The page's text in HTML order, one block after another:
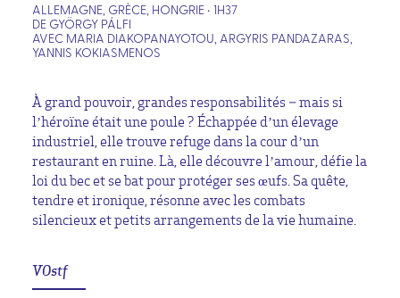
ALLEMAGNE, GRÈCE, HONGRIE • 1H37
DE GYÖRGY PÁLFI
AVEC MARIA DIAKOPANAYOTOU, ARGYRIS PANDAZARAS,
YANNIS KOKIASMENOS
À grand pouvoir, grandes responsabilités – mais si
l’héroïne était une poule ? Échappée d’un élevage
industriel, elle trouve refuge dans la cour d’un
restaurant en ruine. Là, elle découvre l’amour, défie la
loi du bec et se bat pour protéger ses œufs. Sa quête,
tendre et ironique, résonne avec les combats
silencieux et petits arrangements de la vie humaine.
VOstf